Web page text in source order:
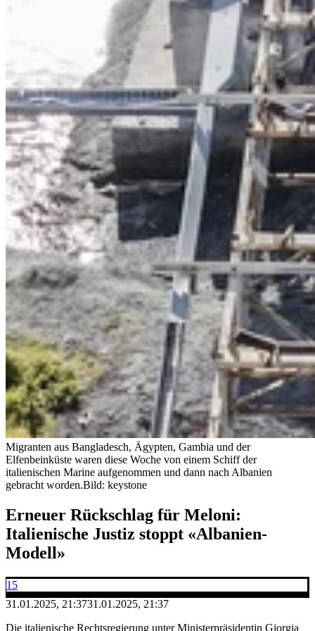
Migranten aus Bangladesch, Ägypten, Gambia und der
Elfenbeinküste waren diese Woche von einem Schiff der
italienischen Marine aufgenommen und dann nach Albanien
gebracht worden.Bild: keystone
Erneuer Rückschlag für Meloni:
Italienische Justiz stoppt «Albanien-
Modell»
15
31.01.2025, 21:3731.01.2025, 21:37
Die italienische Rechtsregierung unter Ministerpräsidentin Giorgia